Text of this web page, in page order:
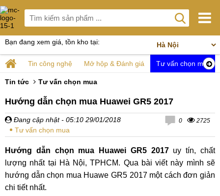
Bạn đang xem giá, tồn kho tại:
Tin công nghệ Mở hộp & Đánh giá Tư vấn chọn mua
Tin tức Tư vấn chọn mua
Hướng dẫn chọn mua Huawei GR5 2017
Đang cập nhật - 05:10 29/01/2018
Tư vấn chọn mua
0 2725
Hướng dẫn chọn mua Huawei GR5 2017uy tín, chất
lượng nhất tại Hà Nội, TPHCM. Qua bài viết này mình sẽ
hướng dẫn chọn mua Huawe GR5 2017 một cách đơn giản
chi tiết nhất.